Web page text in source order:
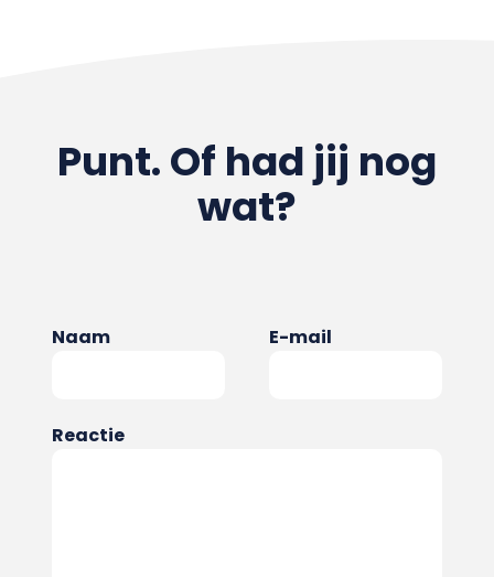
Punt. Of had jij nog
wat?
Naam E-mail
Reactie